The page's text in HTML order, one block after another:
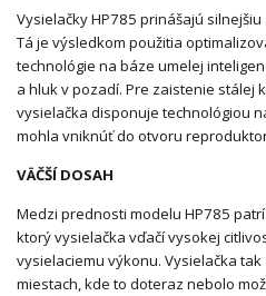
Vysielačky HP785 prinášajú
Tá je výsledkom použitia
technológie na báze umelej
a hluk v pozadí. Pre zaistenie stálej
vysielačka disponuje technológiou
mohla vniknúť do otvoru
VÄČŠÍ DOSAH
Medzi prednosti modelu HP785
ktorý vysielačka vďačí vysokej
vysielaciemu výkonu. Vysielačka
miestach, kde to doteraz nebolo